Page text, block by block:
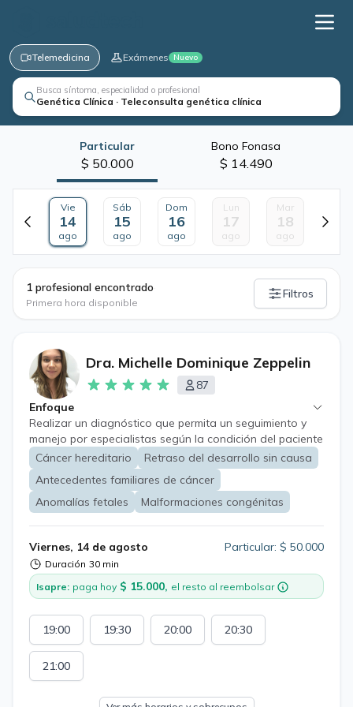
Telemedicina Exámenes Nuevo
Busca síntoma, especialidad o profesional
Genética Clínica · Teleconsulta genética clínica
Particular
$ 50.000
Bono Fonasa
$ 14.490
Vie
14
ago
Sáb
15
ago
Dom
16
ago
Lun
17
ago
Mar
18
ago
1 profesional encontrado
Primera hora disponible
Filtros
Dra. Michelle Dominique Zeppelin
87
Enfoque
Realizar un diagnóstico que permita un seguimiento y
manejo por especialistas según la condición del paciente
Es una especialidad que realiza diagnóstico,
seguimiento y asesoramiento a personas de todas las
edades. Se realiza estudio familiar en caso de ser
pertinente.
Cáncer hereditario
Retraso del desarrollo sin causa
Antecedentes familiares de cáncer
Anomalías fetales
Malformaciones congénitas
Viernes, 14 de agosto
Duración 30 min
Particular: $ 50.000
Isapre: paga hoy $ 15.000, el resto al reembolsar
19:00 19:30 20:00 20:30
21:00